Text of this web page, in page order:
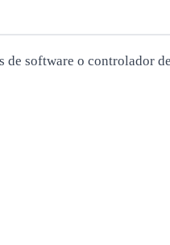
software o controlador